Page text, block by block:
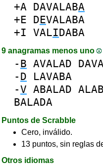
+A DAVALABA
+E DEVALABA
+I VALIDABA
9 anagramas menos uno
- B AVALAD
- D
LAVABA
-V ABALAD
BALADA
Puntos de Scrabble
Cero, inválido.
13 puntos, sin reglas
Otros idiomas